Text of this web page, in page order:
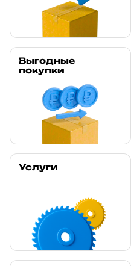
Выгодные
покупки
Услуги